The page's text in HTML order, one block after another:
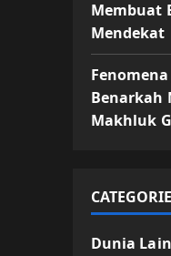
Membuat
Mendekat
Benarkah
Makhluk
Dunia Lain